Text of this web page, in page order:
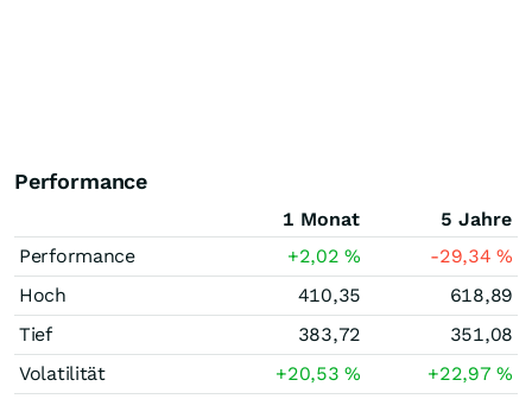
Performance
1 Monat
5 Jahre
Performance
+2,02% -29,34%
Hoch
410,35
618,89
Tief
383,72
351,08
Volatilität
+20,53% +22,97%